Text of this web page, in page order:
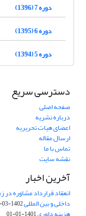
دوره 7 (1396)
دوره 6 (1395)
دوره 5 (1394)
دسترسی سریع
صفحه اصلی
درباره نشریه
اعضای هیات تحریریه
ارسال مقاله
تماس با ما
نقشه سایت
آخرین اخبار
انعقاد قرارداد مشاوره در
داخلی و بین المللی1402-03-28